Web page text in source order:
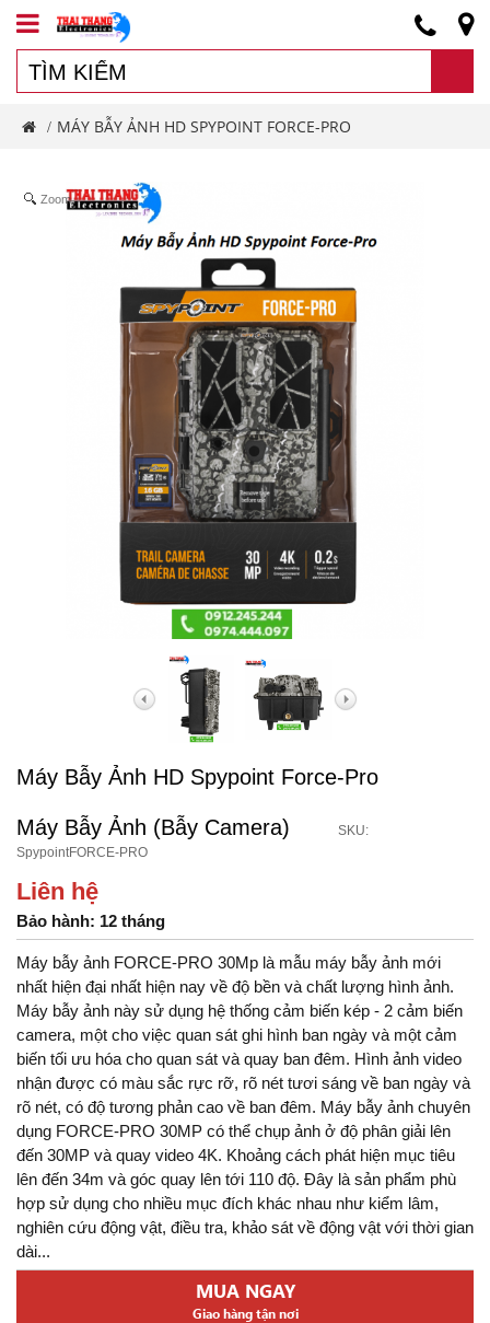
/ MÁY BẪY ẢNH HD SPYPOINT FORCE-PRO
Zoom
Máy Bẫy Ảnh HD Spypoint Force-Pro
Máy Bẫy Ảnh (Bẫy Camera)
SKU:
SpypointFORCE-PRO
Liên hệ
Bảo hành: 12 tháng
Máy bẫy ảnh FORCE-PRO 30Mp là mẫu máy bẫy ảnh mới
nhất hiện đại nhất hiện nay về độ bền và chất lượng hình ảnh.
Máy bẫy ảnh này sử dụng hệ thống cảm biến kép - 2 cảm biến
camera, một cho việc quan sát ghi hình ban ngày và một cảm
biến tối ưu hóa cho quan sát và quay ban đêm. Hình ảnh video
nhận được có màu sắc rực rỡ, rõ nét tươi sáng về ban ngày và
rõ nét, có độ tương phản cao về ban đêm. Máy bẫy ảnh chuyên
dụng FORCE-PRO 30MP có thể chụp ảnh ở độ phân giải lên
đến 30MP và quay video 4K. Khoảng cách phát hiện mục tiêu
lên đến 34m và góc quay lên tới 110 độ. Đây là sản phẩm phù
hợp sử dụng cho nhiều mục đích khác nhau như kiểm lâm,
nghiên cứu động vật, điều tra, khảo sát về động vật với thời gian
dài...
MUA NGAY
Giao hàng tận nơi